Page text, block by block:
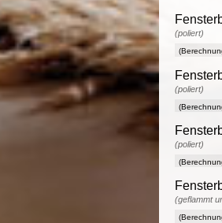
(poliert)
(poliert)
(poliert)
(geflammt